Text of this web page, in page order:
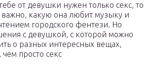
от девушки нужен только секс, то
важно, какую она любит музыку и
городского фентези. Но
с девушкой, с которой можно
о разных интересных вещах,
просто секс